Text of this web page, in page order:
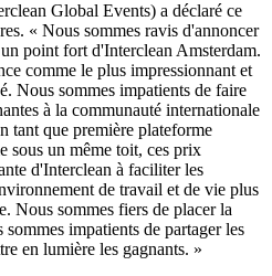
Global Events) a déclaré ce
« Nous sommes ravis d'annoncer
point fort d'Interclean Amsterdam.
comme le plus impressionnant et
Nous sommes impatients de faire
à la communauté internationale
tant que première plateforme
sous un même toit, ces prix
d'Interclean à faciliter les
de travail et de vie plus
Nous sommes fiers de placer la
impatients de partager les
en lumière les gagnants. »